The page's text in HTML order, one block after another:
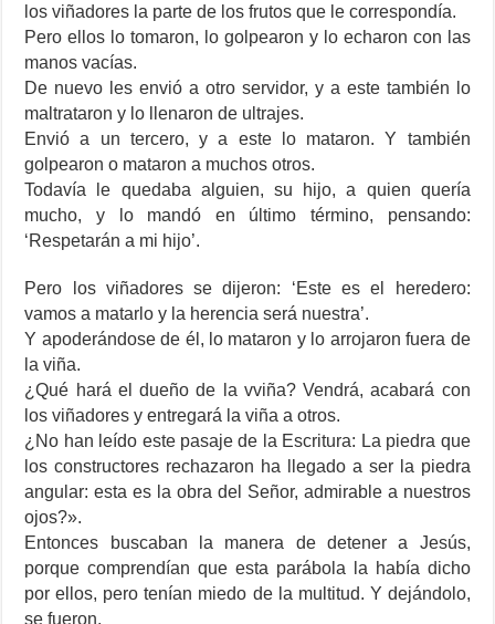
los viñadores la parte de los frutos que le correspondía.
Pero ellos lo tomaron, lo golpearon y lo echaron con las
manos vacías.
De nuevo les envió a otro servidor, y a este también lo
maltrataron y lo llenaron de ultrajes.
Envió a un tercero, y a este lo mataron. Y también
golpearon o mataron a muchos otros.
Todavía le quedaba alguien, su hijo, a quien quería
mucho, y lo mandó en último término, pensando:
‘Respetarán a mi hijo’.
Pero los viñadores se dijeron: ‘Este es el heredero:
vamos a matarlo y la herencia será nuestra’.
Y apoderándose de él, lo mataron y lo arrojaron fuera de
la viña.
¿Qué hará el dueño de la vviña? Vendrá, acabará con
los viñadores y entregará la viña a otros.
¿No han leído este pasaje de la Escritura: La piedra que
los constructores rechazaron ha llegado a ser la piedra
angular: esta es la obra del Señor, admirable a nuestros
ojos?».
Entonces buscaban la manera de detener a Jesús,
porque comprendían que esta parábola la había dicho
por ellos, pero tenían miedo de la multitud. Y dejándolo,
se fueron._